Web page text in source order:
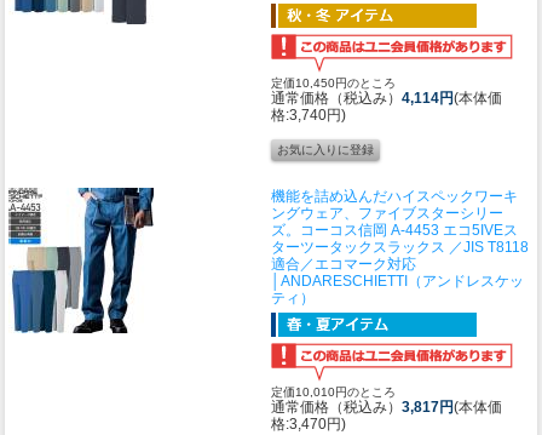
定価10,450円のところ
通常価格（税込み） 4,114円(本体価
格:3,740円)
機能を詰め込んだハイスペックワーキ
ングウェア、ファイブスターシリー
ズ。 コーコス信岡 A-4453 エコ5IVEス
ターツータックスラックス ／JIS T8118
適合／エコマーク対応
│ANDARESCHIETTI（アンドレスケッ
ティ）
定価10,010円のところ
通常価格（税込み） 3,817円(本体価
格:3,470円)